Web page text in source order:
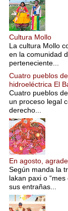
Cultura Mollo
La cultura Mollo
en la comunidad
perteneciente...
Cuatro pueblos
hidroeléctrica El
Cuatro pueblos
un proceso legal
derecho...
En agosto,
Según manda la
lakan paxi o
sus entrañas...